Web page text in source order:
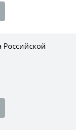
Российской